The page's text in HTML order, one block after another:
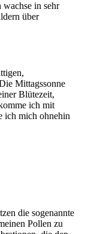
in sehr
über
Mittagssonne
Blütezeit,
ich mit
ich mich ohnehin
die sogenannte
Pollen zu